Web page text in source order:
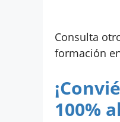
Consulta
formación
100%